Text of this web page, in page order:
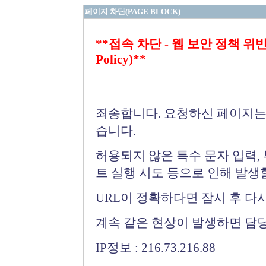
페이지 차단(PAGE BLOCK)
**접속 차단 - 웹 보안 정책 위
Policy)**
죄송합니다. 요청하신 페이지
습니다.
허용되지 않은 특수 문자 입력
트 실행 시도 등으로 인해 발생
URL이 정확하다면 잠시 후 다
계속 같은 현상이 발생하면 담
IP정보 : 216.73.216.88